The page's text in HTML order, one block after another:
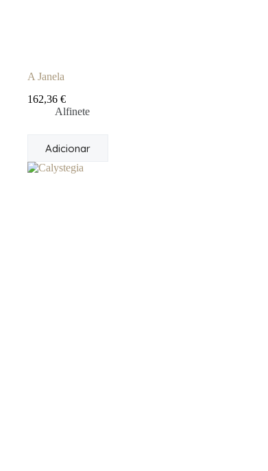
A Janela
162,36 €
Alfinete
Adicionar